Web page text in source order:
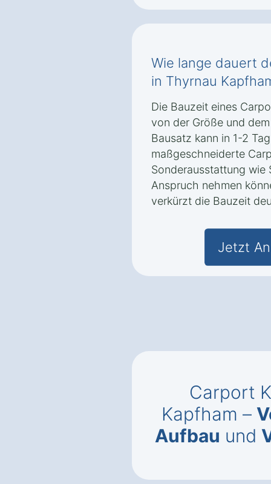
Wie lange dauert
in Thyrnau
Die Bauzeit eines
von der Größe und
Bausatz kann in 1-2
maßgeschneiderte
Sonderausstattung wie
Anspruch nehmen
verkürzt die Bauzeit
Jetzt
Carport
Kapfham –
Aufbau und